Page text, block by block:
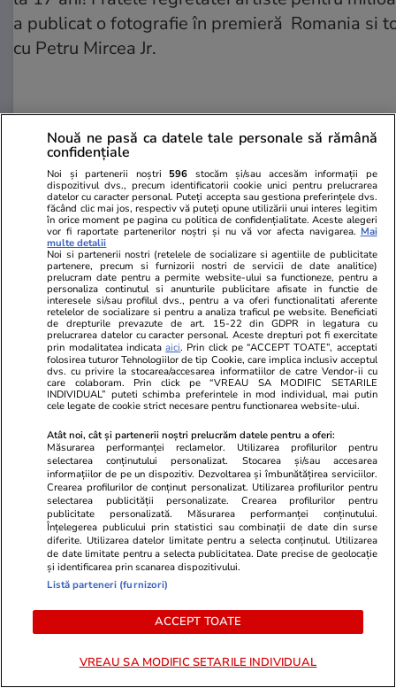
Cum arată fiul Mădălinei Manole
la 17 ani! Fratele regretatei
artiste a publicat o fotografie în
premieră cu Petru Mircea Jr.
Facebook
pentru
Romania si
POLITIC
Politică 18 iul.
Cum a aflat primarul
Chișinăului înaintea lui Bolojan
că Adrian Veștea va fi propus
premier
Politică 18 iul.
Florin Manole spune în ce
condiții va vota PSD legea
salarizării în Parlament: „Nimeni
să nu piardă la venituri”
Nouă ne pasă ca datele tale personale să rămână
confidențiale
Noi și partenerii noștri 596 stocăm și/sau accesăm informații pe
dispozitivul dvs., precum identificatorii cookie unici pentru prelucrarea
datelor cu caracter personal. Puteți accepta sau gestiona preferințele dvs.
făcând clic mai jos, respectiv vă puteți opune utilizării unui interes legitim
în orice moment pe pagina cu politica de confidențialitate. Aceste alegeri
vor fi raportate partenerilor noștri și nu vă vor afecta navigarea. Mai
multe detalii
Noi si partenerii nostri (retelele de socializare si agentiile de publicitate
partenere, precum si furnizorii nostri de servicii de date analitice)
prelucram date pentru a permite website-ului sa functioneze, pentru a
personaliza continutul si anunturile publicitare afisate in functie de
interesele si/sau profilul dvs., pentru a va oferi functionalitati aferente
retelelor de socializare si pentru a analiza traficul pe website. Beneficiati
de drepturile prevazute de art. 15-22 din GDPR in legatura cu
prelucrarea datelor cu caracter personal. Aceste drepturi pot fi exercitate
prin modalitatea indicataaici. Prin click pe “ACCEPT TOATE”, acceptati
folosirea tuturor Tehnologiilor de tip Cookie, care implica inclusiv acceptul
dvs. cu privire la stocarea/accesarea informatiilor de catre Vendor-ii cu
care colaboram. Prin click pe “VREAU SA MODIFIC SETARILE
INDIVIDUAL” puteti schimba preferintele in mod individual, mai putin
cele legate de cookie strict necesare pentru functionarea website-ului.
Atât noi, cât și partenerii noștri prelucrăm datele pentru a oferi:
Măsurarea performanței reclamelor. Utilizarea profilurilor pentru
selectarea conținutului personalizat. Stocarea și/sau accesarea
informațiilor de pe un dispozitiv. Dezvoltarea și îmbunătățirea serviciilor.
Crearea profilurilor de conținut personalizat. Utilizarea profilurilor pentru
selectarea publicității personalizate. Crearea profilurilor pentru
publicitate personalizată. Măsurarea performanței conținutului.
Înțelegerea publicului prin statistici sau combinații de date din surse
diferite. Utilizarea datelor limitate pentru a selecta conținutul. Utilizarea
de date limitate pentru a selecta publicitatea. Date precise de geolocație
și identificarea prin scanarea dispozitivului.
Listă parteneri (furnizori)
ACCEPT TOATE
VREAU SA MODIFIC SETARILE INDIVIDUAL